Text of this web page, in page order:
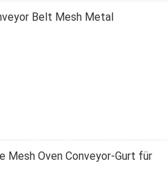
Belt Mesh Metal
Mesh Oven Conveyor-Gurt für